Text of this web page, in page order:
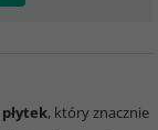
, który znacznie